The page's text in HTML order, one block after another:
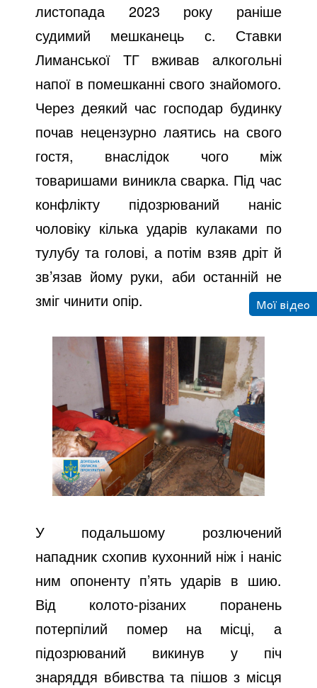
листопада 2023 року раніше
судимий мешканець с. Ставки
Лиманської ТГ вживав алкогольні
напої в помешканні свого знайомого.
Через деякий час господар будинку
почав нецензурно лаятись на свого
гостя, внаслідок чого між
товаришами виникла сварка. Під час
конфлікту підозрюваний наніс
чоловіку кілька ударів кулаками по
тулубу та голові, а потім взяв дріт й
зв’язав йому руки, аби останній не
зміг чинити опір.
У подальшому розлючений
нападник схопив кухонний ніж і наніс
ним опоненту п’ять ударів в шию.
Від колото-різаних поранень
потерпілий помер на місці, а
підозрюваний викинув у піч
знаряддя вбивства та пішов з місця
Мої відео